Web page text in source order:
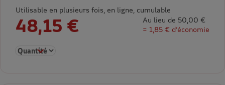
Utilisable en plusieurs fois, en ligne, cumulable
48,15 €
Au lieu de 50,00 €
= 1,85 € d’économie
Sélectionner la quantité pour E-carte cadeau 50€